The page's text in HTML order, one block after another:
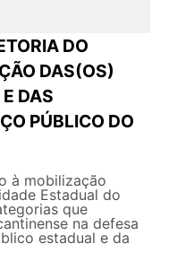
DO
DAS(OS)
DAS
PÚBLICO DO
à mobilização
Estadual do
que
na defesa
estadual e da